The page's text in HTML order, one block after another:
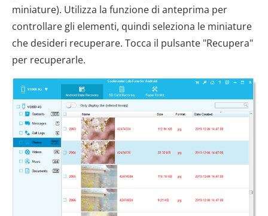
miniature). Utilizza la funzione di anteprima per
controllare gli elementi, quindi seleziona le miniature
che desideri recuperare. Tocca il pulsante "Recupera"
per recuperarle.